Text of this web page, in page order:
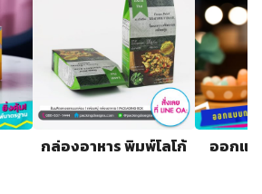
กล่องอาหาร พิมพ์โลโก้
ออกแ